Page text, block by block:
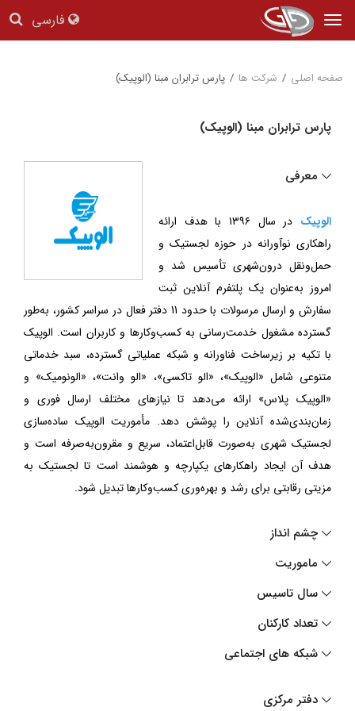
فارسی
صفحه اصلی / شرکت ها / پارس ترابران مبنا (الوپیک)
پارس ترابران مبنا (الوپیک)
معرفی
الوپیک
در سال ۱۳۹۶ با هدف ارائه
راهکاری نوآورانه در حوزه لجستیک و
حمل‌ونقل درون‌شهری تأسیس شد و
امروز به‌عنوان یک پلتفرم آنلاین ثبت
سفارش و ارسال مرسولات با حدود 11 دفتر فعال در سراسر کشور، به‌طور
گسترده مشغول خدمت‌رسانی به کسب‌وکارها و کاربران است. الوپیک
با تکیه بر زیرساخت فناورانه و شبکه عملیاتی گسترده، سبد خدماتی
متنوعی شامل «الوپیک»، «الو تاکسی»، «الو وانت»، «الونومیک» و
«الوپیک پلاس» ارائه می‌دهد تا نیازهای مختلف ارسال فوری و
زمان‌بندی‌شده آنلاین را پوشش دهد. مأموریت الوپیک ساده‌سازی
لجستیک شهری به‌صورت قابل‌اعتماد، سریع و مقرون‌به‌صرفه است و
هدف آن ایجاد راهکارهای یکپارچه و هوشمند است تا لجستیک به
مزیتی رقابتی برای رشد و بهره‌وری کسب‌وکارها تبدیل شود.
چشم انداز
ماموریت
سال تاسیس
تعداد کارکنان
شبکه های اجتماعی
دفتر مرکزی